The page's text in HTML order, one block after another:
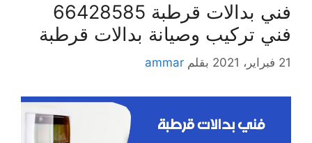
فني بدالات قرطبة 66428585
فني تركيب وصيانة بدالات قرطبة
21 فبراير، 2021 بقلم ammar